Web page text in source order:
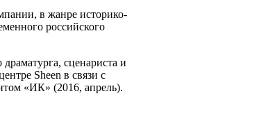
в жанре историко-
российского
сценариста и
Sheen в связи с
«ИК» (2016, апрель).